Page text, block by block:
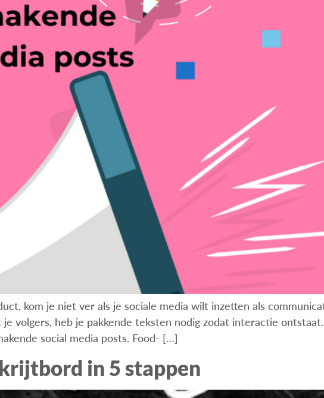
kom je niet ver als je sociale media wilt inzetten als
volgers, heb je pakkende teksten nodig zodat interactie
social media posts. Food- […]
in 5 stappen